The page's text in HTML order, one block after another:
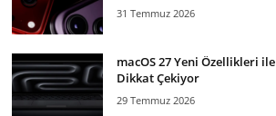
31 Temmuz 2026
macOS 27 Yeni Özellikleri ile
Dikkat Çekiyor
29 Temmuz 2026